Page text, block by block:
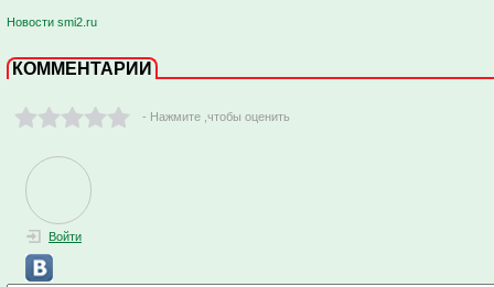
Новости smi2.ru
КОММЕНТАРИИ
- Нажмите ,чтобы оценить
Войти